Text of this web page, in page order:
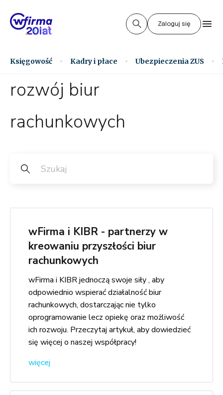
Zaloguj się
Księgowość Kadry i płace Ubezpieczenia ZUS
rozwój biur
rachunkowych
wFirma i KIBR - partnerzy w
kreowaniu przyszłości biur
rachunkowych
wFirma i KIBR jednoczą swoje siły , aby
odpowiednio wspierać działalność biur
rachunkowych, dostarczając nie tylko
oprogramowanie lecz opiekę oraz możliwość
ich rozwoju. Przeczytaj artykuł, aby dowiedzieć
się więcej o naszej współpracy!
więcej